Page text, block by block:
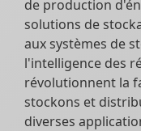
de production
solutions de
aux systèmes de
l'intelligence des
révolutionnent la
stockons et
diverses